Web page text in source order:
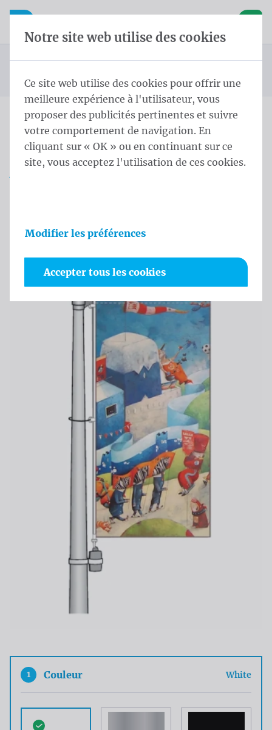
Skip content
Sauter la sélection de la langue
Ouvrir la navigation mobile
Vous êtes ici :
Mât conique
Mât Conique potence rotative 9,0 m - ⌀ 114-60/3 White
Mât Conique potence
rotative 9,0 m - ⌀ 114-60/3
1 Couleur White
Notre site web utilise des cookies
Ce site web utilise des cookies pour offrir une
meilleure expérience à l'utilisateur, vous
proposer des publicités pertinentes et suivre
votre comportement de navigation. En
cliquant sur « OK » ou en continuant sur ce
site, vous acceptez l'utilisation de ces cookies.
Modifier les préférences
Accepter tous les cookies